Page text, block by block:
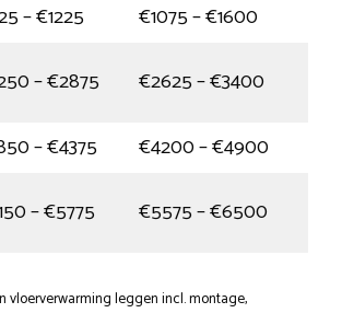
– €1225
€1075 – €1600
– €2875
€2625 – €3400
– €4375
€4200 – €4900
– €5775 €5575 – €6500
vloerverwarming leggen incl. montage,